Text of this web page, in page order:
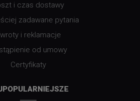
i czas dostawy
zadawane pytania
i reklamacje
od umowy
Certyfikaty